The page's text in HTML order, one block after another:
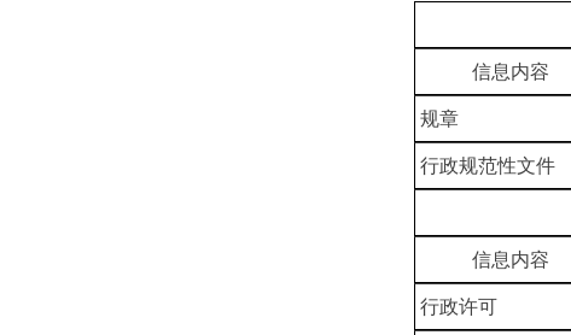
信息内容
规章
行政规范性文件
信息内容
行政许可